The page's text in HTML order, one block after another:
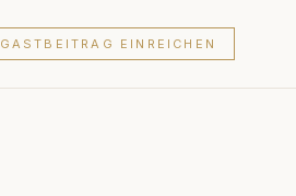
GASTBEITRAG EINREICHEN